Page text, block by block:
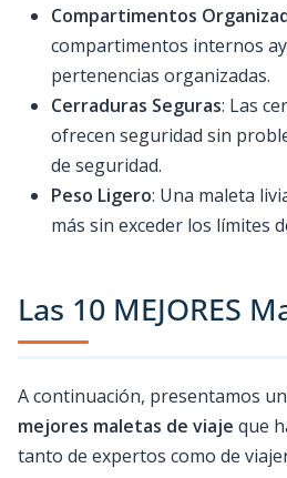
Compartimentos
compartimentos internos
pertenencias organizadas.
Cerraduras Seguras: Las
ofrecen seguridad sin
de seguridad.
Peso Ligero: Una maleta
más sin exceder los límites
Las 10 MEJORES
A continuación, presentamos
mejores maletas de viaje que
tanto de expertos como de